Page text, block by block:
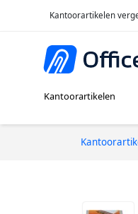
Kantoorartikelen
Kantoorartikelen